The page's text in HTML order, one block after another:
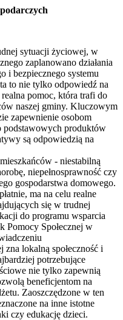
sytuacji życiowej, w
zaplanowano działania
i bezpiecznego systemu
to nie tylko odpowiedź na
realna pomoc, która trafi do
naszej gminy. Kluczowym
zapewnienie osobom
podstawowych produktów
są odpowiedzią na
- niestabilną
niepełnosprawność czy
gospodarstwa domowego.
ma na celu realne
się w trudnej
do programu wsparcia
Pomocy Społecznej w
lokalną społeczność i
potrzebujące
nie tylko zapewnią
beneficjentom na
Zaoszczędzone w ten
na inne istotne
czy edukację dzieci.